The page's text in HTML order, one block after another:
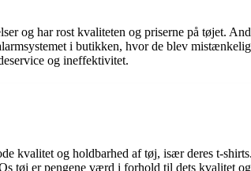
og har rost kvaliteten og priserne på tøjet.
i butikken, hvor de blev
og ineffektivitet.
kvalitet og holdbarhed af tøj, især deres t-
tøj er pengene værd i forhold til dets kvalitet